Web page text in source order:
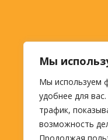
Мы
Мы используем
удобнее для
трафик,
возможность